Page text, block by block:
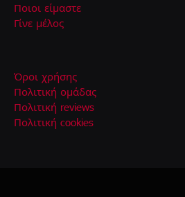
Ποιοι είμαστε
Γίνε μέλος
Όροι χρήσης
Πολιτική ομάδας
Πολιτική reviews
Πολιτική cookies